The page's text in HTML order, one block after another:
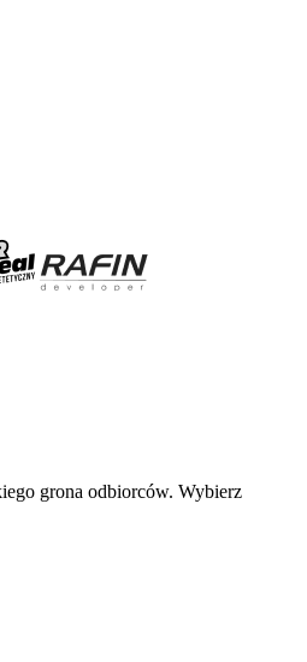
grona odbiorców. Wybierz